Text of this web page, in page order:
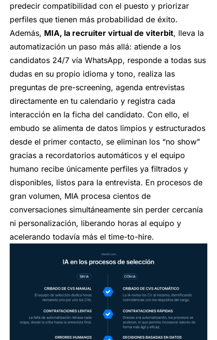
predecir compatibilidad con el puesto y priorizar
perfiles que tienen más probabilidad de éxito.
Además, MIA, la recruiter virtual de viterbit, lleva la
automatización un paso más allá: atiende a los
candidatos 24/7 vía WhatsApp, responde a todas sus
dudas en su propio idioma y tono, realiza las
preguntas de pre-screening, agenda entrevistas
directamente en tu calendario y registra cada
interacción en la ficha del candidato. Con ello, el
embudo se alimenta de datos limpios y estructurados
desde el primer contacto, se eliminan los “no show”
gracias a recordatorios automáticos y el equipo
humano recibe únicamente perfiles ya filtrados y
disponibles, listos para la entrevista. En procesos de
gran volumen, MIA procesa cientos de
conversaciones simultáneamente sin perder cercanía
ni personalización, liberando horas al equipo y
acelerando todavía más el time-to-hire.